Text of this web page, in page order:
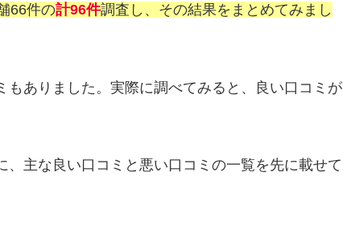
66件の計96件調査し、その結果をまとめてみまし
もありました。実際に調べてみると、良い口コミが
主な良い口コミと悪い口コミの一覧を先に載せて